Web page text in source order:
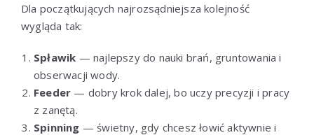
Dla początkujących najrozsądniejsza kolejność
wygląda tak:
Spławik — najlepszy do nauki brań, gruntowania i
obserwacji wody.
Feeder — dobry krok dalej, bo uczy precyzji i pracy
z zanętą.
Spinning — świetny, gdy chcesz łowić aktywnie i